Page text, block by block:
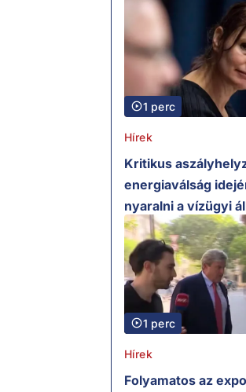
1 perc
Hírek
Kritikus
energiaválság
nyaralni a vízügyi
1 perc
Hírek
Folyamatos az